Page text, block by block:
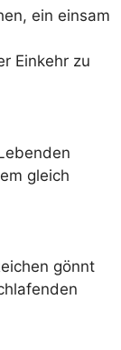
ein einsam
Einkehr zu
gleich
gönnt